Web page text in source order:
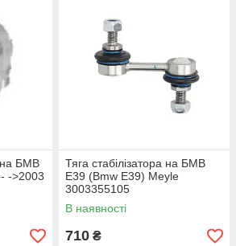
на БМВ
->2003
Тяга стабілізатора на БМВ
Е39 (Bmw E39) Meyle
3003355105
В наявності
710 ₴